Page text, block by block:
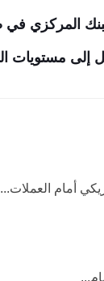
المركزي
الـ 1450